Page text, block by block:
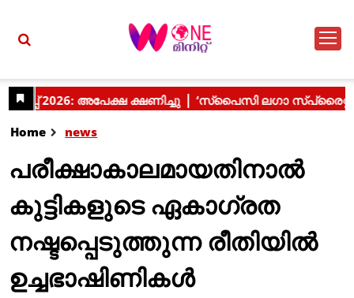
Home news
പരീക്ഷാകാലമായതിനാൽ
കുട്ടികളുടെ ഏകാഗ്രത
നഷ്ടപ്പെടുത്തുന്ന രീതിയിൽ
ഉച്ചഭാഷിണികൾ